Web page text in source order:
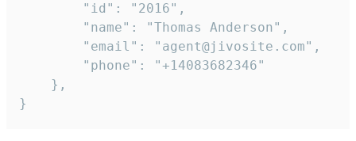
        "id": "2016",
        "name": "Thomas Anderson",
        "email": "agent@jivosite.com",
        "phone": "+14083682346"
    },
}